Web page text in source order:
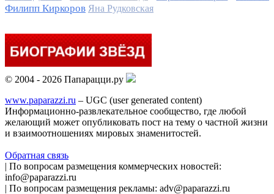
Филипп Киркоров Яна Рудковская
© 2004 - 2026 Папарацци.ру
www.paparazzi.ru – UGC (user generated content)
Информационно-развлекательное сообщество, где любой
желающий может опубликовать пост на тему о частной жизни
и взаимоотношениях мировых знаменитостей.
Обратная связь
| По вопросам размещения коммерческих новостей:
info@paparazzi.ru
| По вопросам размещения рекламы: adv@paparazzi.ru